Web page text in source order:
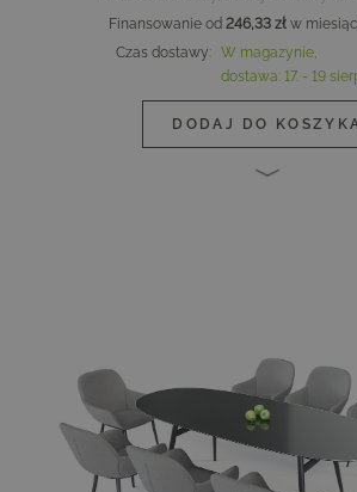
Finansowanie od 246,33 złw
Czas dostawy:
W magazynie,
dostawa: 17. - 19
DODAJ DO